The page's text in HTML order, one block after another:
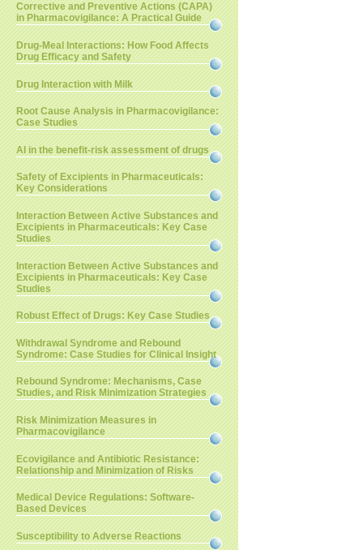
Corrective and Preventive Actions (CAPA)
in Pharmacovigilance: A Practical Guide
Drug-Meal Interactions: How Food Affects
Drug Efficacy and Safety
Drug Interaction with Milk
Root Cause Analysis in Pharmacovigilance:
Case Studies
AI in the benefit-risk assessment of drugs
Safety of Excipients in Pharmaceuticals:
Key Considerations
Interaction Between Active Substances and
Excipients in Pharmaceuticals: Key Case
Studies
Interaction Between Active Substances and
Excipients in Pharmaceuticals: Key Case
Studies
Robust Effect of Drugs: Key Case Studies
Withdrawal Syndrome and Rebound
Syndrome: Case Studies for Clinical Insight
Rebound Syndrome: Mechanisms, Case
Studies, and Risk Minimization Strategies
Risk Minimization Measures in
Pharmacovigilance
Ecovigilance and Antibiotic Resistance:
Relationship and Minimization of Risks
Medical Device Regulations: Software-
Based Devices
Susceptibility to Adverse Reactions